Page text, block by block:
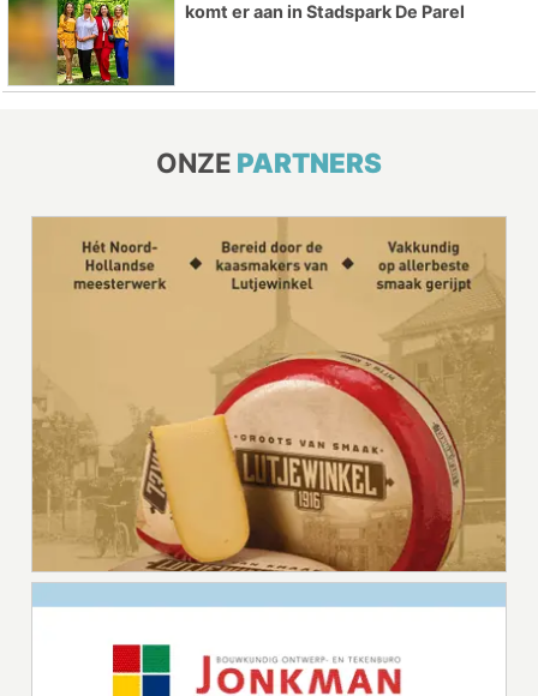
komt er aan in Stadspark De Parel
ONZE PARTNERS